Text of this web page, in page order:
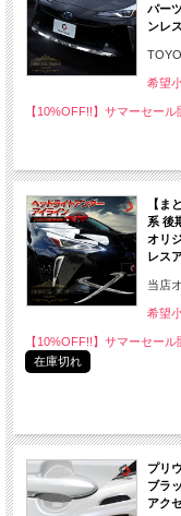
パー
ンレ
希望
【10%OFF!!】サマーセー
【ま
系 後
オリ
レス
当店
希望
【10%OFF!!】サマーセー
在庫切れ
プリ
ブラ
アク